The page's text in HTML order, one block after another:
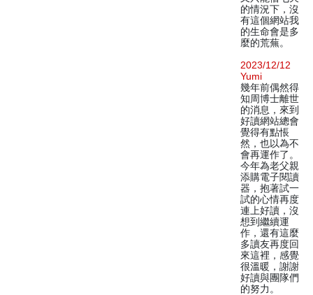
的情況下，沒
有這個網站我
的生命會是多
麼的荒蕪。
2023/12/12
Yumi
幾年前偶然得
知周博士離世
的消息，來到
好讀網站總會
覺得有點悵
然，也以為不
會再運作了。
今年為老父親
添購電子閱讀
器，抱著試一
試的心情再度
連上好讀，沒
想到繼續運
作，還有這麼
多讀友再度回
來這裡，感覺
很溫暖，謝謝
好讀與團隊們
的努力。